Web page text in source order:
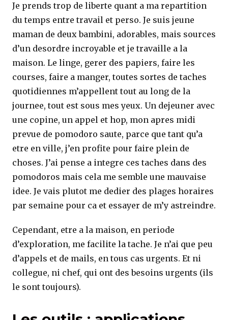
Je prends trop de liberte quant a ma repartition
du temps entre travail et perso. Je suis jeune
maman de deux bambini, adorables, mais sources
d’un desordre incroyable et je travaille a la
maison. Le linge, gerer des papiers, faire les
courses, faire a manger, toutes sortes de taches
quotidiennes m’appellent tout au long de la
journee, tout est sous mes yeux. Un dejeuner avec
une copine, un appel et hop, mon apres midi
prevue de pomodoro saute, parce que tant qu’a
etre en ville, j’en profite pour faire plein de
choses. J’ai pense a integre ces taches dans des
pomodoros mais cela me semble une mauvaise
idee. Je vais plutot me dedier des plages horaires
par semaine pour ca et essayer de m’y astreindre.
Cependant, etre a la maison, en periode
d’exploration, me facilite la tache. Je n’ai que peu
d’appels et de mails, en tous cas urgents. Et ni
collegue, ni chef, qui ont des besoins urgents (ils
le sont toujours).